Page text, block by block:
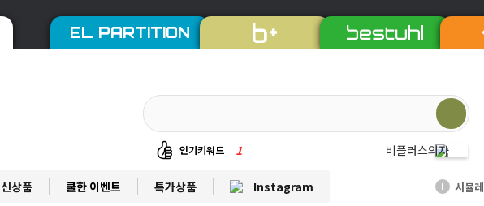
EL PARTITION
인기키워드 1
비플러스의자
칼라철재
신상품 쿨한 이벤트 특가상품 Instagram I 시뮬